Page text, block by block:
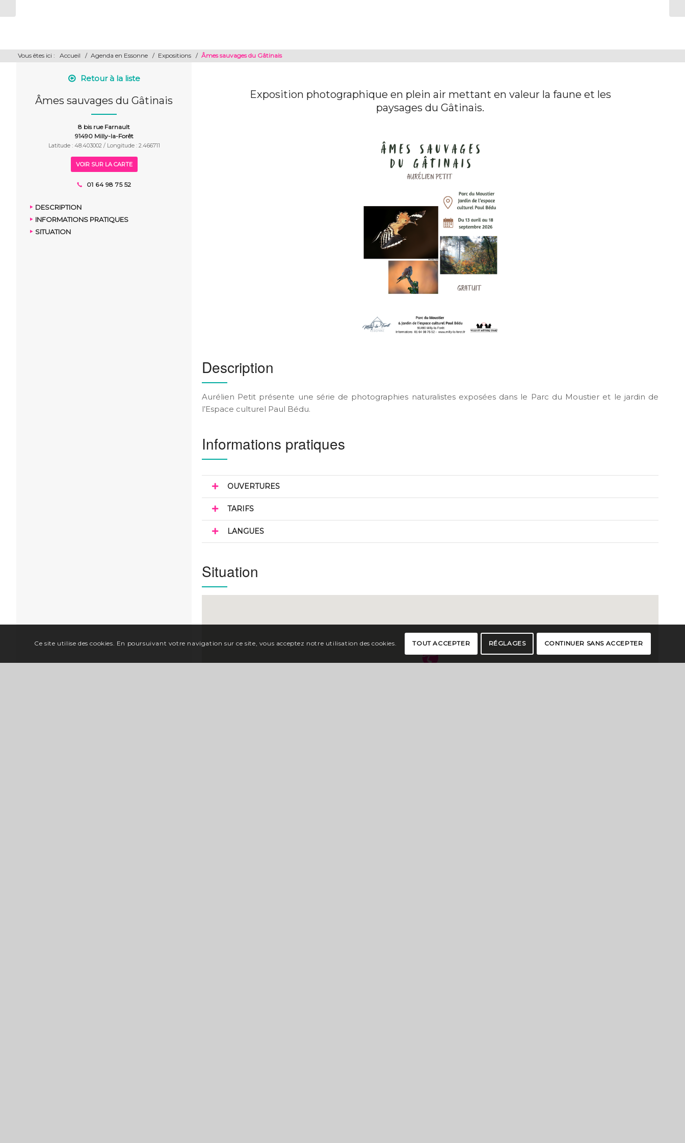
Vous êtes ici : Accueil / Agenda en Essonne / Expositions / Âmes sauvages du Gâtinais
Retour à la liste
Âmes sauvages du Gâtinais
8 bis rue Farnault
91490 Milly-la-Forêt
Latitude : 48.403002 / Longitude : 2.466711
VOIR SUR LA CARTE
01 64 98 75 52
DESCRIPTION
INFORMATIONS PRATIQUES
SITUATION
Exposition photographique en plein air mettant en valeur la faune et les
paysages du Gâtinais.
Description
Aurélien Petit présente une série de photographies naturalistes exposées dans le Parc du Moustier et le jardin de
l’Espace culturel Paul Bédu.
Informations pratiques
OUVERTURES
TARIFS
LANGUES
Situation
Ce site utilise des cookies. En poursuivant votre navigation sur ce site, vous acceptez notre utilisation des cookies. TOUT ACCEPTER RÉGLAGES CONTINUER SANS ACCEPTER